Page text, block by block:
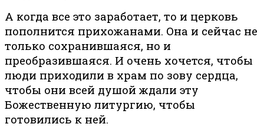
А когда все это заработает, то и церковь
пополнится прихожанами. Она и сейчас не
только сохранившаяся, но и
преобразившаяся. И очень хочется, чтобы
люди приходили в храм по зову сердца,
чтобы они всей душой ждали эту
Божественную литургию, чтобы
готовились к ней.